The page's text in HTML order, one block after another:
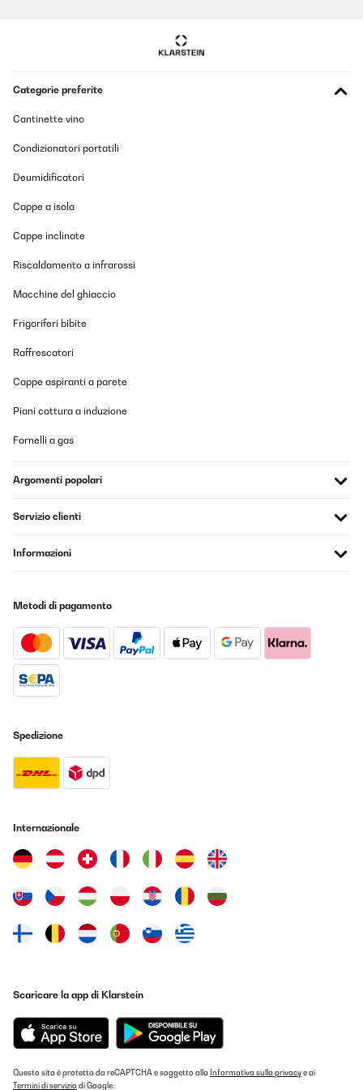
VALUTAZIONE VERIFICATA
Wir sind sehr begeistertDie App lässt sich ganz leicht
installierenAuch die Bedienung mit der Fernsteuerung ist sehr
jedem Zimmer schnell einen PlatzEr ist recht schnell warmWir
Tradurre
Macht seinen Job sehr gut, allerdings lautes Knacken bei
einfach. Absolute Kaufempfehlung, habe bereits 3 Geräte im
10/11/2025
ilusión, ya que su elegante diseño y sus funciones inteligentes me
más me gustó:Diseño y calidad: El aparato tiene un aspecto
al instante.Control inteligente: El control mediante la aplicación
calefactor de camino a casa es una comodidad
indispensable.Funcionamiento intuitivo: La pantalla táctil es muy
fácil de usar y los distintos modos (especialmente el modo ECO)
están muy bien pensados.Por qué lo devuelvo:Ahora bien, el quid
de la cuestión: El calefactor es potente, pero simplemente era
duda funcionaría de maravilla en habitaciones más pequeñas o
alcanzar la temperatura confortable que deseaba en ese espacio
tan grande. Es perfecto para habitaciones de tamaño normal o
como calefacción complementaria, pero para el vestíbulo de mi
devuelvo el aparato con mucha pena. El Klarstein Bansin es un
doméstico medio, es una compra imprescindible. Personalmente,
necesito un aparato con aún más potencia para mis necesidades
producto fantástico!
Usuario/a de amazon
Tradurre
Brilliant. This is now my third. Works wonders in heating up a
room. Have not tried the WiFi option.
Amazon user
Categorie preferite
Cantinette vino
Condizionatori portatili
Deumidificatori
Cappe a isola
Cappe inclinate
Riscaldamento a infrarossi
Macchine del ghiaccio
Frigoriferi bibite
Raffrescatori
Cappe aspiranti a parete
Piani cottura a induzione
Fornelli a gas
Argomenti popolari
Servizio clienti
Informazioni
Metodi di pagamento
Spedizione
Internazionale
Scaricare la app di Klarstein
Questo sito è protetto da reCAPTCHA e soggetto alla Informativa sulla privacye ai
Termini di serviziodi Google.